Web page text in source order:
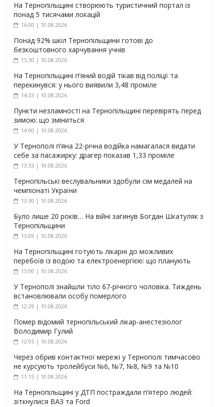
На Тернопільщині створюють туристичний портал із
понад 5 тисячами локацій
16:00 | 10.08.2026
Понад 92% шкіл Тернопільщини готові до
безкоштовного харчування учнів
15:30 | 10.08.2026
На Тернопільщині п’яний водій тікав від поліції та
перекинувся: у нього виявили 3,48 проміле
14:33 | 10.08.2026
Пункти незламності на Тернопільщині перевірять перед
зимою: що зміниться
14:00 | 10.08.2026
У Тернополі п’яна 22-річна водійка намагалася видати
себе за пасажирку: драгер показав 1,33 проміле
13:33 | 10.08.2026
Тернопільські веслувальники здобули сім медалей на
чемпіонаті України
13:30 | 10.08.2026
Було лише 20 років… На війні загинув Богдан Шкатуляк з
Тернопільщини
13:09 | 10.08.2026
На Тернопільщині готують лікарні до можливих
перебоїв із водою та електроенергією: що планують
13:00 | 10.08.2026
У Тернополі знайшли тіло 67-річного чоловіка. Тиждень
встановлювали особу померлого
12:29 | 10.08.2026
Помер відомий тернопільський лікар-анестезіолог
Володимир Гулий
12:05 | 10.08.2026
Через обрив контактної мережі у Тернополі тимчасово
не курсують тролейбуси №6, №7, №8, №9 та №10
11:15 | 10.08.2026
На Тернопільщині у ДТП постраждали п’ятеро людей:
зіткнулися ВАЗ та Ford